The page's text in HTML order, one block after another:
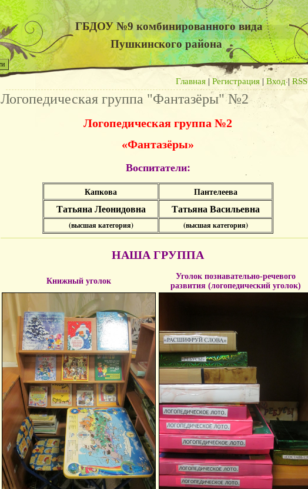
ГБДОУ №9 комбинированного вида
Пушкинского района
Главная | Регистрация| Вход|RSS
Логопедическая группа "Фантазёры" №2
Логопедическая группа №2
«Фантазёры»
Воспитатели:
Капкова Пантелеева
Татьяна Леонидовна Татьяна Васильевна
(высшая категория) (высшая категория)
НАША ГРУППА
Книжный уголок
Уголок познавательно-речевого
развития (логопедический уголок)